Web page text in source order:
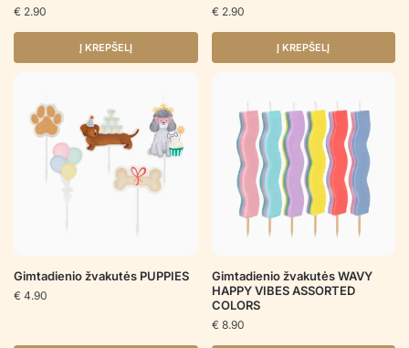
€ 2.90
Į KREPŠELĮ
€ 2.90
Į KREPŠELĮ
Gimtadienio žvakutės PUPPIES
€ 4.90
Gimtadienio žvakutės WAVY
HAPPY VIBES ASSORTED
COLORS
€ 8.90